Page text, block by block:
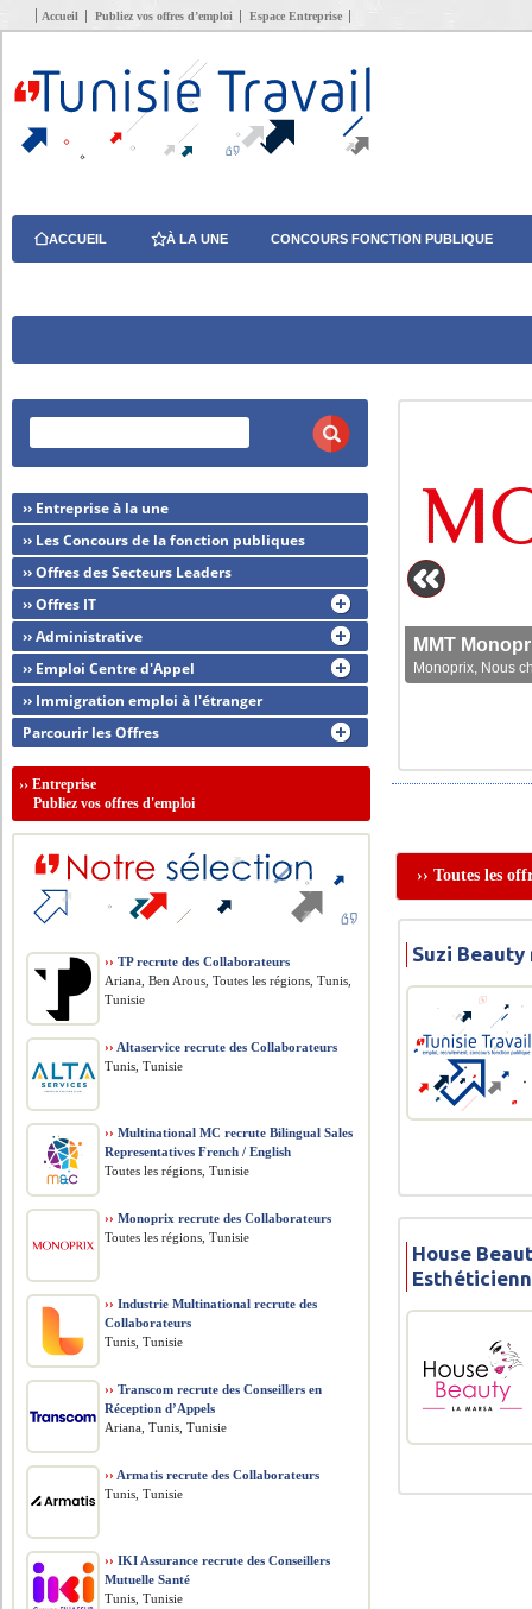
Accueil Publiez vos offres d’emploi Espace Entreprise
ACCUEIL À LA UNE CONCOURS FONCTION PUBLIQUE
MMT
Monoprix, Nous
›› Toutes les
Suzi
House
›› Entreprise à la une
›› Les Concours de la fonction publiques
›› Offres des Secteurs Leaders
›› Offres IT
›› Administrative
›› Emploi Centre d'Appel
›› Immigration emploi à l'étranger
Parcourir les Offres
››Entreprise
Publiez vos offres d'emploi
›› TP recrute des Collaborateurs
Ariana, Ben Arous, Toutes les régions, Tunis,
Tunisie
›› Altaservice recrute des Collaborateurs
Tunis, Tunisie
›› Multinational MC recrute Bilingual Sales
Representatives French / English
Toutes les régions, Tunisie
›› Monoprix recrute des Collaborateurs
Toutes les régions, Tunisie
›› Industrie Multinational recrute des
Collaborateurs
Tunis, Tunisie
›› Transcom recrute des Conseillers en
Réception d’Appels
Ariana, Tunis, Tunisie
›› Armatis recrute des Collaborateurs
Tunis, Tunisie
›› IKI Assurance recrute des Conseillers
Mutuelle Santé
Tunis, Tunisie